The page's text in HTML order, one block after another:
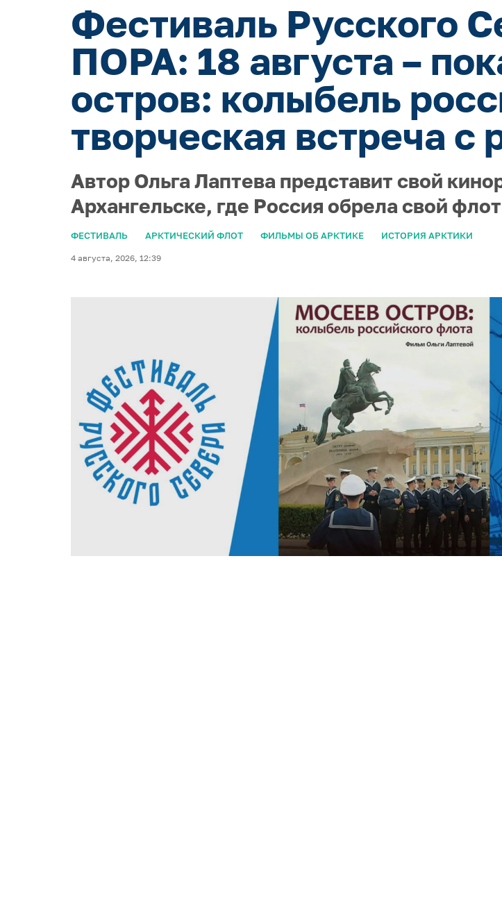
Фестиваль Русского
ПОРА: 18 августа –
остров: колыбель
творческая встреча с
Автор Ольга Лаптева представит свой
Архангельске, где Россия обрела свой флот
ФЕСТИВАЛЬ АРКТИЧЕСКИЙ ФЛОТ ФИЛЬМЫ ОБ АРКТИКЕ ИСТОРИЯ АРКТИКИ
4 августа, 2026, 12:39